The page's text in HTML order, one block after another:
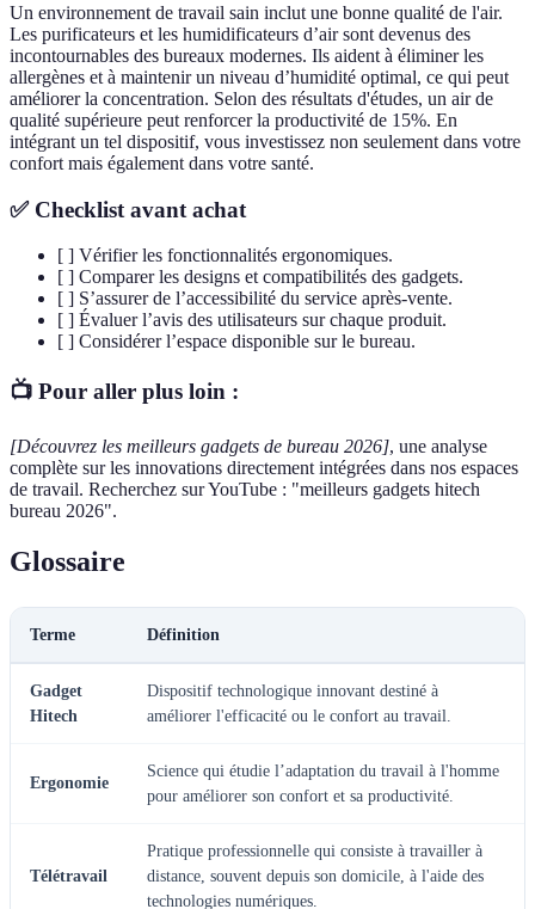
Un environnement de travail sain inclut une bonne qualité de l'air.
Les purificateurs et les humidificateurs d’air sont devenus des
incontournables des bureaux modernes. Ils aident à éliminer les
allergènes et à maintenir un niveau d’humidité optimal, ce qui peut
améliorer la concentration. Selon des résultats d'études, un air de
qualité supérieure peut renforcer la productivité de 15%. En
intégrant un tel dispositif, vous investissez non seulement dans votre
confort mais également dans votre santé.
✅ Checklist avant achat
[ ] Vérifier les fonctionnalités ergonomiques.
[ ] Comparer les designs et compatibilités des gadgets.
[ ] S’assurer de l’accessibilité du service après-vente.
[ ] Évaluer l’avis des utilisateurs sur chaque produit.
[ ] Considérer l’espace disponible sur le bureau.
📺 Pour aller plus loin :
[Découvrez les meilleurs gadgets de bureau 2026], une analyse
complète sur les innovations directement intégrées dans nos espaces
de travail. Recherchez sur YouTube : "meilleurs gadgets hitech
bureau 2026".
Glossaire
Terme Définition
Gadget
Hitech
Dispositif technologique innovant destiné à
améliorer l'efficacité ou le confort au travail.
Ergonomie
Science qui étudie l’adaptation du travail à l'homme
pour améliorer son confort et sa productivité.
Télétravail
Pratique professionnelle qui consiste à travailler à
distance, souvent depuis son domicile, à l'aide des
technologies numériques.